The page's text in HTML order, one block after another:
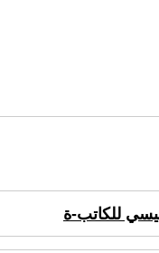
للكاتب-ة